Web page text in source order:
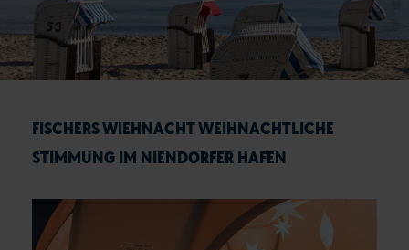
FISCHERS WIEHNACHT WEIHNACHTLICHE
STIMMUNG IM NIENDORFER HAFEN